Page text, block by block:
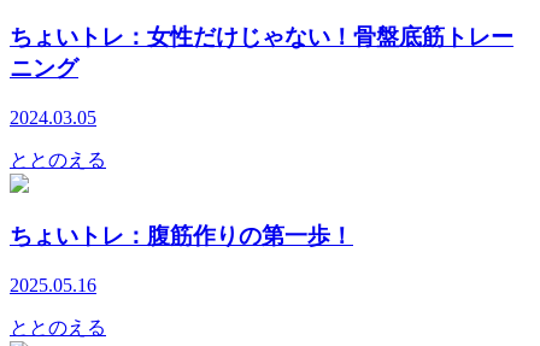
ちょいトレ：女性だけじゃない！骨盤底筋トレー
ニング
2024.03.05
ととのえる
ちょいトレ：腹筋作りの第一歩！
2025.05.16
ととのえる